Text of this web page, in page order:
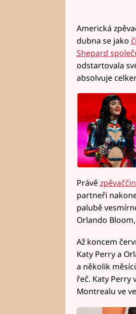
Americká
dubna se jako
Shepard
odstartovala
absolvuje
Právě
partneři
palubě
Orlando
Až koncem
Katy Perry a
a několik
řeč. Katy Perry
Montrealu ve